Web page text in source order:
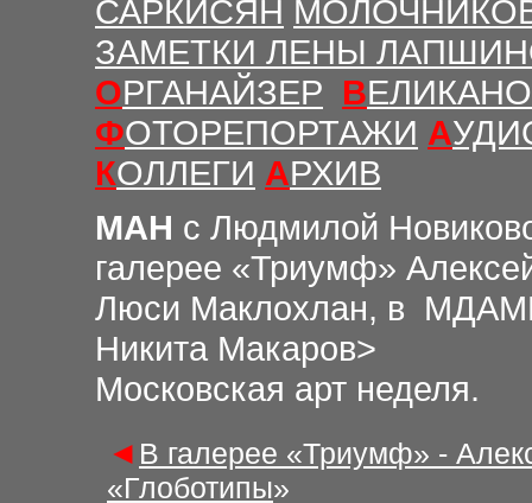
САРКИСЯН
ЗАМЕТКИ ЛЕНЫ
ОРГАНАЙЗЕР В
ФОТОРЕПОРТАЖИ А
КОЛЛЕГИ АРХИВ
МАН с Людмилой
галерее «Триумф»
Люси Маклохлан, в
Никита Макаров>
Московская арт неделя.
◄ В галерее «Триумф» -
«Глоботипы»